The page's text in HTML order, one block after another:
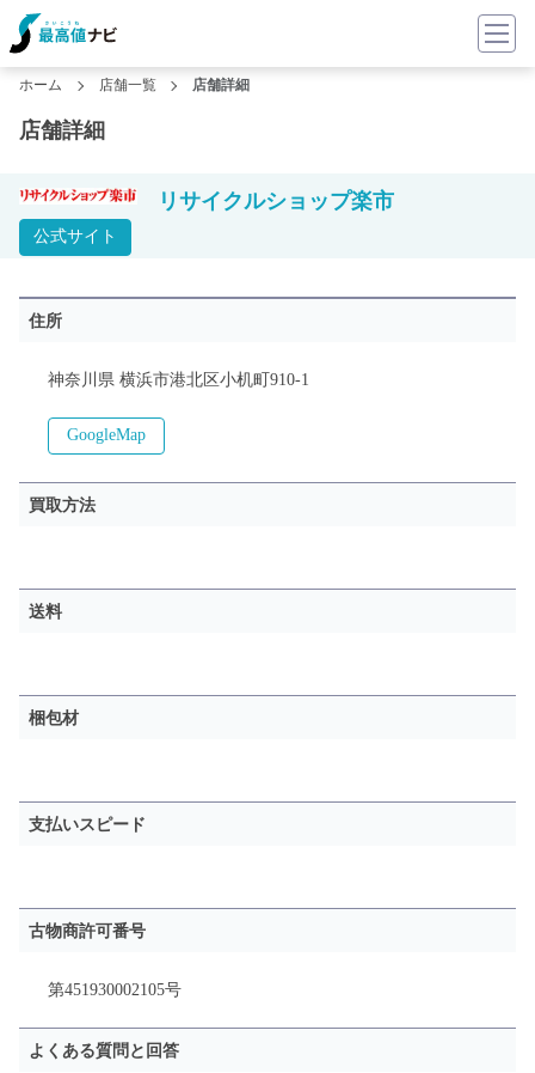
ホーム 店舗一覧 店舗詳細
店舗詳細
公式サイト
リサイクルショップ楽市
住所
神奈川県 横浜市港北区小机町910-1
GoogleMap
買取方法
送料
梱包材
支払いスピード
古物商許可番号
第451930002105号
よくある質問と回答